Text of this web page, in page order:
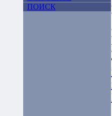
ПОИСК